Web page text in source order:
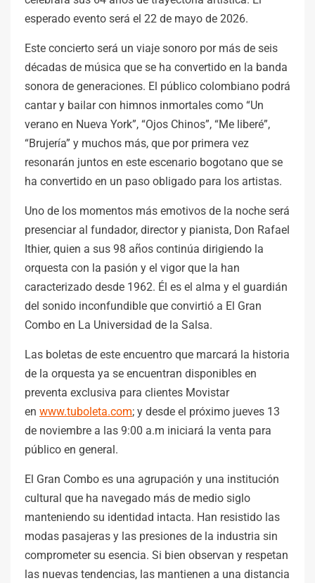
esperado evento será el 22 de mayo de 2026.
Este concierto será un viaje sonoro por más de seis
décadas de música que se ha convertido en la banda
sonora de generaciones. El público colombiano podrá
cantar y bailar con himnos inmortales como “Un
verano en Nueva York”, “Ojos Chinos”, “Me liberé”,
“Brujería” y muchos más, que por primera vez
resonarán juntos en este escenario bogotano que se
ha convertido en un paso obligado para los artistas.
Uno de los momentos más emotivos de la noche será
presenciar al fundador, director y pianista, Don Rafael
Ithier, quien a sus 98 años continúa dirigiendo la
orquesta con la pasión y el vigor que la han
caracterizado desde 1962. Él es el alma y el guardián
del sonido inconfundible que convirtió a El Gran
Combo en La Universidad de la Salsa.
Las boletas de este encuentro que marcará la historia
de la orquesta ya se encuentran disponibles en
preventa exclusiva para clientes Movistar
en www.tuboleta.com; y desde el próximo jueves 13
de noviembre a las 9:00 a.m iniciará la venta para
público en general.
El Gran Combo es una agrupación y una institución
cultural que ha navegado más de medio siglo
manteniendo su identidad intacta. Han resistido las
modas pasajeras y las presiones de la industria sin
comprometer su esencia. Si bien observan y respetan
las nuevas tendencias, las mantienen a una distancia